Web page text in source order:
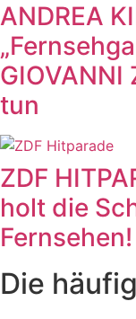
ANDREA
GIOVANNI
tun
ZDF
holt die
Fernsehen!
Die